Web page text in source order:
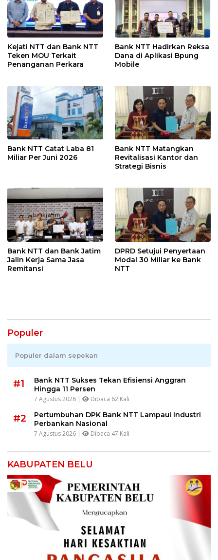
Kejati NTT dan Bank NTT
Teken MOU Terkait
Penanganan Perkara
Bank NTT Hadirkan Reksa
Dana di Aplikasi Bpung
Mobile
Bank NTT Catat Laba 81
Miliar Per Juni 2026
Bank NTT Matangkan
Revitalisasi Kantor dan
Strategi Bisnis
Bank NTT dan Bank Jatim
Jalin Kerja Sama Jasa
Remitansi
DPRD Setujui Penyertaan
Modal 30 Miliar ke Bank
NTT
Populer
Populer dalam sepekan
#1
Bank NTT Sukses Tekan Efisiensi Anggran
Hingga 11 Persen
7 Agustus 2026 | Dibaca 62 Kali
#2
Pertumbuhan DPK Bank NTT Lampaui Industri
Perbankan Nasional
7 Agustus 2026 | Dibaca 47 Kali
KABUPATEN BELU